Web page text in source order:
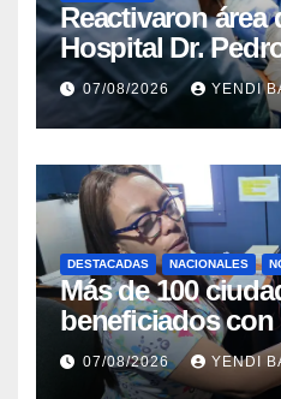
Reactivaron área
Hospital Dr.
Guárico
07/08/2026 YENDI
DESTACADAS NACIONALES
Más de 100
beneficiados con
prótesis auditivas
Rehabilitación
07/08/2026 YENDI